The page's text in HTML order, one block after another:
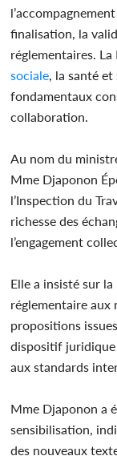
finalisation, la
réglementaires.
sociale , la santé
fondamentaux
collaboration.
Au nom du
Mme Djaponon
l’Inspection du
richesse des
l’engagement
Elle a insisté sur
réglementaire aux
propositions
dispositif
aux standards
Mme Djaponon a
sensibilisation,
des nouveaux